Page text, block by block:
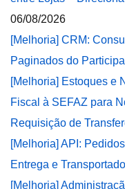
06/08/2026
[Melhoria] CRM:
Paginados do
[Melhoria] Estoques e
Fiscal à SEFAZ para
Requisição de
[Melhoria] API:
Entrega e
[Melhoria]